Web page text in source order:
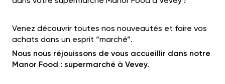
Venez découvrir toutes nos nouveautés et faire vos
achats dans un esprit “marché”.
Nous nous réjouissons de vous accueillir dans notre
Manor Food : supermarché à Vevey.